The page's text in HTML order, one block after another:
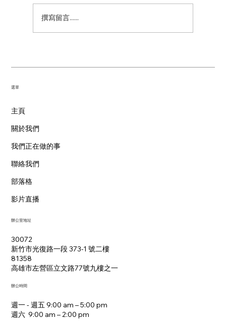
教養基本功-你睡，我也睡
撰寫留言......
主頁
關於我們
我們正在做的事
聯絡我們
部落格
影片直播
​選單
辦公室地址
30072
新竹市光復路一段 373-1 號二樓
81358
​高雄市左營區立文路77號九樓之一
週一 - 週五 9:00 am – 5:00 pm
週六 9:00 am – 2:00 pm​
辦公時間